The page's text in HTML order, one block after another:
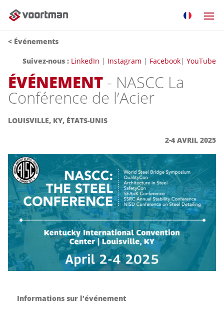
< Événements
Suivez-nous : LinkedIn | Instagram | Facebook| YouTube
ÉVÉNEMENT - NASCC La
Conférence de l’Acier
LOUISVILLE, KY, ÉTATS-UNIS
2-4 AVRIL 2025
Informations sur l’événement